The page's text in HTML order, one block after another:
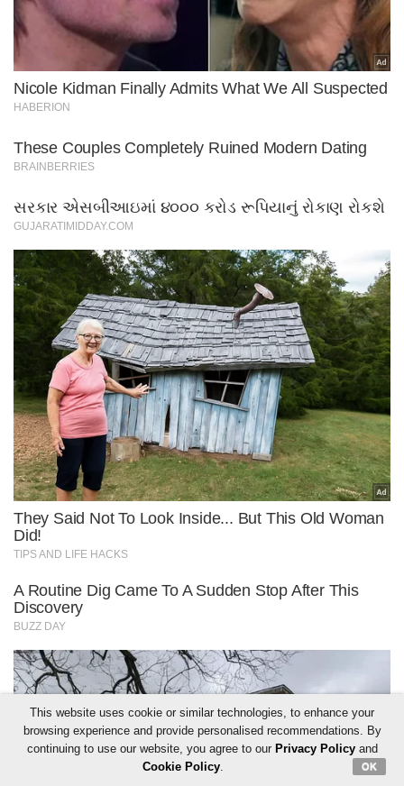
This website uses cookie or similar technologies, to enhance your
browsing experience and provide personalised recommendations. By
continuing to use our website, you agree to our Privacy Policyand
Cookie Policy. OK